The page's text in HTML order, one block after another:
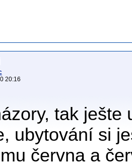
20:16
tak
ubytování si
června a